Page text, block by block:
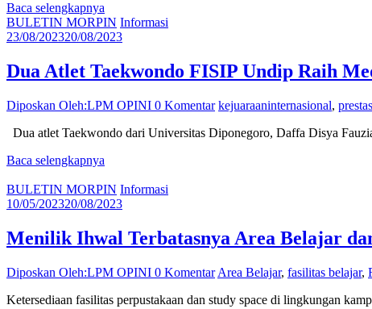
Baca selengkapnya
BULETIN MORPIN Informasi
23/08/202320/08/2023
Dua Atlet Taekwondo FISIP Undip Raih
Diposkan Oleh:LPM OPINI 0 Komentar kejuaraaninternasional,
Dua atlet Taekwondo dari Universitas Diponegoro, Daffa Disya
Baca selengkapnya
BULETIN MORPIN Informasi
10/05/202320/08/2023
Menilik Ihwal Terbatasnya Area Belajar
Diposkan Oleh:LPM OPINI 0 Komentar Area Belajar, fasilitas belajar,
Ketersediaan fasilitas perpustakaan dan study space di lingkungan